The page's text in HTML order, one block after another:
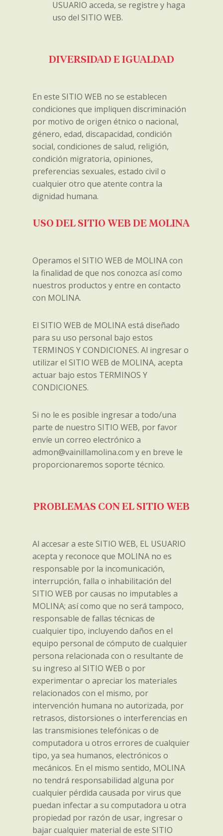
USUARIO acceda, se registre y haga
uso del SITIO WEB.
DIVERSIDAD E IGUALDAD
En este SITIO WEB no se establecen
condiciones que impliquen discriminación
por motivo de origen étnico o nacional,
género, edad, discapacidad, condición
social, condiciones de salud, religión,
condición migratoria, opiniones,
preferencias sexuales, estado civil o
cualquier otro que atente contra la
dignidad humana.
USO DEL SITIO WEB DE MOLINA
Operamos el SITIO WEB de MOLINA con
la finalidad de que nos conozca así como
nuestros productos y entre en contacto
con MOLINA.
El SITIO WEB de MOLINA está diseñado
para su uso personal bajo estos
TERMINOS Y CONDICIONES. Al ingresar o
utilizar el SITIO WEB de MOLINA, acepta
actuar bajo estos TERMINOS Y
CONDICIONES.
Si no le es posible ingresar a todo/una
parte de nuestro SITIO WEB, por favor
envíe un correo electrónico a
admon@vainillamolina.com y en breve le
proporcionaremos soporte técnico.
PROBLEMAS CON EL SITIO WEB
Al accesar a este SITIO WEB, EL USUARIO
acepta y reconoce que MOLINA no es
responsable por la incomunicación,
interrupción, falla o inhabilitación del
SITIO WEB por causas no imputables a
MOLINA; así como que no será tampoco,
responsable de fallas técnicas de
cualquier tipo, incluyendo daños en el
equipo personal de cómputo de cualquier
persona relacionada con o resultante de
su ingreso al SITIO WEB o por
experimentar o apreciar los materiales
relacionados con el mismo, por
intervención humana no autorizada, por
retrasos, distorsiones o interferencias en
las transmisiones telefónicas o de
computadora u otros errores de cualquier
tipo, ya sea humanos, electrónicos o
mecánicos. En el mismo sentido, MOLINA
no tendrá responsabilidad alguna por
cualquier pérdida causada por virus que
puedan infectar a su computadora u otra
propiedad por razón de usar, ingresar o
bajar cualquier material de este SITIO